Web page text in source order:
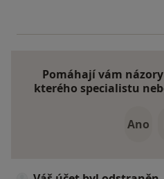
Pomáhají vám
kterého specialistu
Ano